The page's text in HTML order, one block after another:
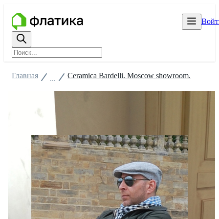
Главная Ceramica Bardelli. Moscow showroom.